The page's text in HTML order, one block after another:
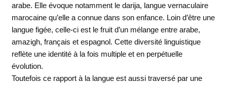
arabe. Elle évoque notamment le darija, langue vernaculaire
marocaine qu’elle a connue dans son enfance. Loin d’être une
langue figée, celle-ci est le fruit d’un mélange entre arabe,
amazigh, français et espagnol. Cette diversité linguistique
reflète une identité à la fois multiple et en perpétuelle
évolution.
Toutefois ce rapport à la langue est aussi traversé par une